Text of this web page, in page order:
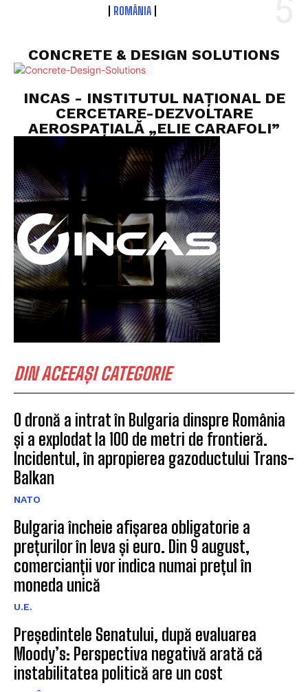
ROMÂNIA
CONCRETE & DESIGN SOLUTIONS
INCAS - INSTITUTUL NAȚIONAL DE
CERCETARE-DEZVOLTARE
AEROSPAȚIALĂ „ELIE CARAFOLI”
DIN ACEEAȘI CATEGORIE
O dronă a intrat în Bulgaria dinspre România
și a explodat la 100 de metri de frontieră.
Incidentul, în apropierea gazoductului Trans-
Balkan
NATO
Bulgaria încheie afișarea obligatorie a
prețurilor în leva și euro. Din 9 august,
comercianții vor indica numai prețul în
moneda unică
U.E.
Președintele Senatului, după evaluarea
Moody’s: Perspectiva negativă arată că
instabilitatea politică are un cost